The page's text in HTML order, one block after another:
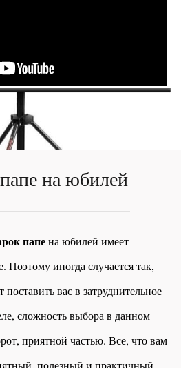
на юбилей
папена юбилей имеет
Поэтому иногда случается так,
вас в затруднительное
сложность выбора в данном
приятной частью. Все, что вам
полезный и практичный